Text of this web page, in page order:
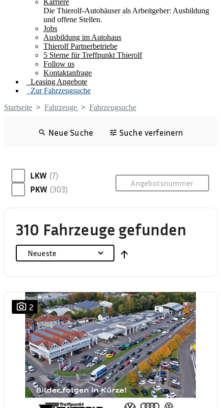
Karriere
Die Thierolf-Autohäuser als Arbeitgeber: Ausbildung
und offene Stellen.
Jobs
Ausbildung im Autohaus
Thierolf Partnerbetriebe
5 Sterne für Treffpunkt Thierolf
Follow us
Kontaktanfrage
Leasing Angebote
Zur Fahrzeugsuche
Startseite > Fahrzeuge > Fahrzeugsuche
Neue Suche Suche verfeinern
LKW (7)
PKW (303)
310 Fahrzeuge gefunden
Neueste
2